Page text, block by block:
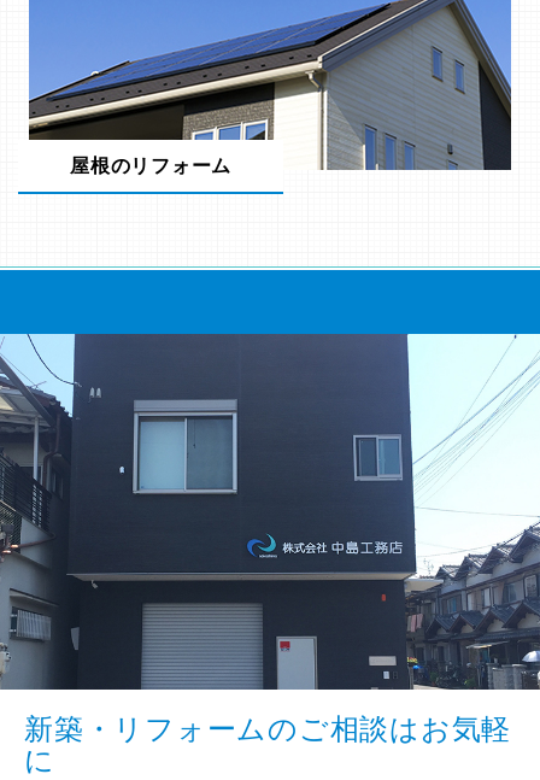
屋根のリフォーム
新築・リフォームのご相談はお気軽
に